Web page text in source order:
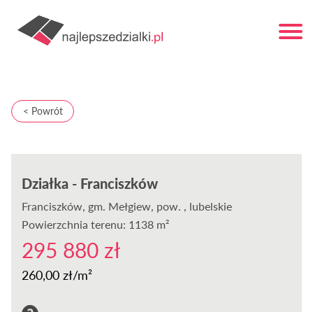
< Powrót
Działka - Franciszków
Franciszków, gm. Mełgiew, pow. , lubelskie
Powierzchnia terenu: 1138 m²
295 880 zł
260,00 zł/m²